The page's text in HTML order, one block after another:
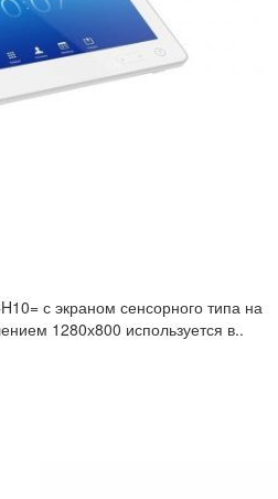
с экраном сенсорного типа на
1280х800 используется в..